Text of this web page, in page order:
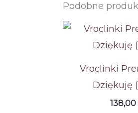
Podobne
Vroclinki
Dziękuję
138,00